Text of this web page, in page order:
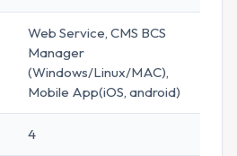
Web Service, CMS BCS
Manager
(Windows/Linux/MAC),
Mobile App(iOS, android)
4